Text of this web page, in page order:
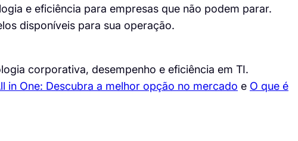
e eficiência para empresas que não podem parar.
disponíveis para sua operação.
corporativa, desempenho e eficiência em TI.
in One: Descubra a melhor opção no mercado e O que é